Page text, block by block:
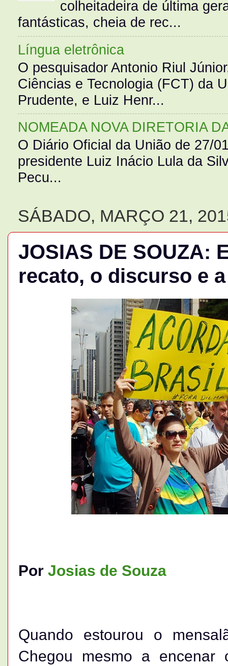
colheitadeira de última
fantásticas, cheia de rec...
Língua eletrônica
O pesquisador Antonio Riul
Ciências e Tecnologia (FCT) da
Prudente, e Luiz Henr...
NOMEADA NOVA DIRETORIA
O Diário Oficial da União de 27/
presidente Luiz Inácio Lula da
Pecu...
SÁBADO, MARÇO 21,
JOSIAS DE SOUZA:
recato, o discurso e
Por Josias de Souza
Quando estourou o
Chegou mesmo a encenar